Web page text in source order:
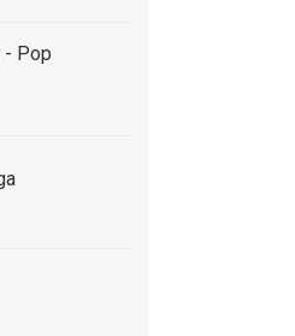
- Pop